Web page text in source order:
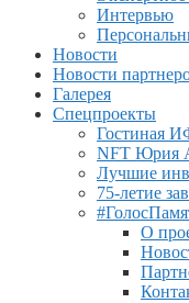
Интервью
Новости
Новости
Галерея
Спецпроекты
Гостиная
NFT Юрия
Лучшие
75-летие
О